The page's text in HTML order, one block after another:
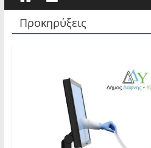
Προκηρύξεις